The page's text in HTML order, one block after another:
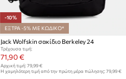
-10%
ΕΞΤΡΑ -5% ΜΕ ΚΩΔΙΚΟ*
Jack Wolfskin σακίδιο Berkeley 24
Τρέχουσα τιμή:
71,90 €
Αρχική τιμή: 79,99 €
Η χαμηλότερη τιμή από την πρώτη μέρα πώλησης: 79,99 €